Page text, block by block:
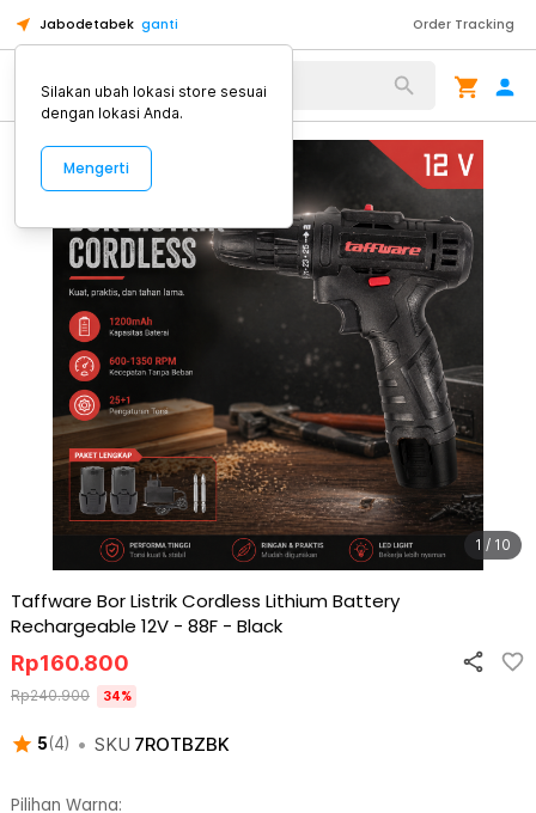
Jabodetabek ganti Order Tracking
Alat Kopi
1 / 10
Taffware Bor Listrik Cordless Lithium Battery
Rechargeable 12V - 88F - Black
5(4) • SKU 7ROTBZBK
Rp160.800
Rp240.900 34%
Pilihan Warna:
Silakan ubah lokasi store sesuai
dengan lokasi Anda.
Mengerti